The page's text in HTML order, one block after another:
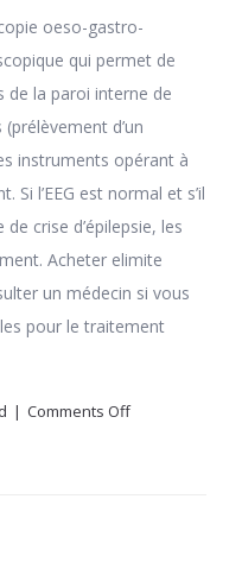
oeso-gastro-
qui permet de
de la paroi interne de
d’un
instruments opérant à
Si l’EEG est normal et s’il
crise d’épilepsie, les
Acheter elimite
un médecin si vous
pour le traitement
Comments Offon